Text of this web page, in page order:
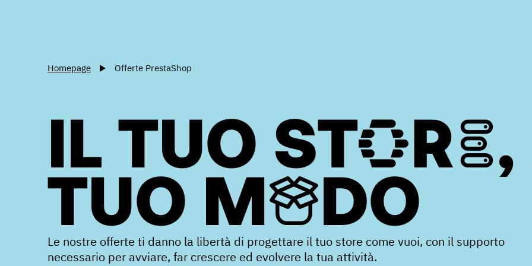
Homepage Offerte PrestaShop
IL TUO
TUO MODO
Le nostre offerte ti danno la libertà di progettare il tuo store come vuoi, con il supporto
necessario per avviare, far crescere ed evolvere la tua attività.